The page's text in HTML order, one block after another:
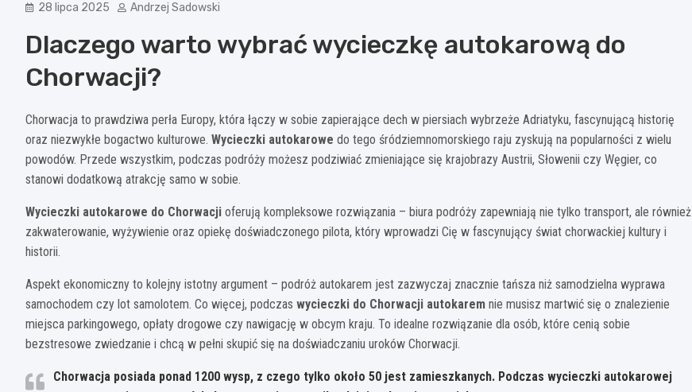
28 lipca 2025 Andrzej Sadowski
Dlaczego warto wybrać wycieczkę autokarową do
Chorwacji?
Chorwacja to prawdziwa perła Europy, która łączy w sobie zapierające dech w piersiach wybrzeże Adriatyku, fascynującą historię
oraz niezwykłe bogactwo kulturowe. Wycieczki autokarowe do tego śródziemnomorskiego raju zyskują na popularności z wielu
powodów. Przede wszystkim, podczas podróży możesz podziwiać zmieniające się krajobrazy Austrii, Słowenii czy Węgier, co
stanowi dodatkową atrakcję samo w sobie.
Wycieczki autokarowe do Chorwacji oferują kompleksowe rozwiązania – biura podróży zapewniają nie tylko transport, ale również
zakwaterowanie, wyżywienie oraz opiekę doświadczonego pilota, który wprowadzi Cię w fascynujący świat chorwackiej kultury i
historii.
Aspekt ekonomiczny to kolejny istotny argument – podróż autokarem jest zazwyczaj znacznie tańsza niż samodzielna wyprawa
samochodem czy lot samolotem. Co więcej, podczas wycieczki do Chorwacji autokarem nie musisz martwić się o znalezienie
miejsca parkingowego, opłaty drogowe czy nawigację w obcym kraju. To idealne rozwiązanie dla osób, które cenią sobie
bezstresowe zwiedzanie i chcą w pełni skupić się na doświadczaniu uroków Chorwacji.
Chorwacja posiada ponad 1200 wysp, z czego tylko około 50 jest zamieszkanych. Podczas wycieczki autokarowej